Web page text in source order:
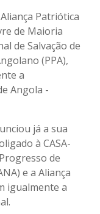
Patriótica
de Maioria
de Salvação de
(PPA),
a
Angola -
já a sua
à CASA-
de
e a Aliança
igualmente a